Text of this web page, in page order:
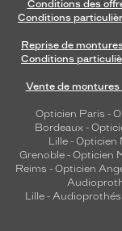
Conditions des
Conditions
Reprise de
Conditions
Vente de montures
Opticien Paris -
Bordeaux-
Lille - Opticien
Grenoble - Opticien
Reims - Opticien
Lille-